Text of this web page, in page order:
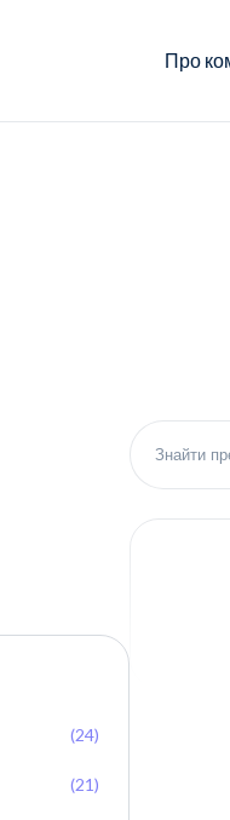
Про
(24)
(21)